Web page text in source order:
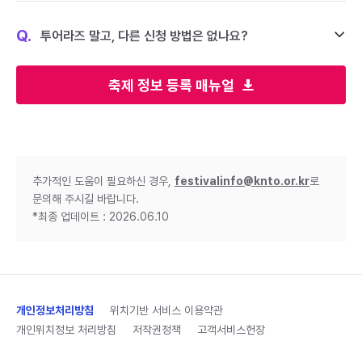
축제 정보 등록 매뉴얼
Q. 투어라즈 말고, 다른 신청 방법은 없나요?
추가적인 도움이 필요하신 경우, festivalinfo@knto.or.kr로
문의해 주시길 바랍니다.
*최종 업데이트 : 2026.06.10
개인정보처리방침
위치기반 서비스 이용약관
개인위치정보 처리방침
저작권정책 고객서비스헌장